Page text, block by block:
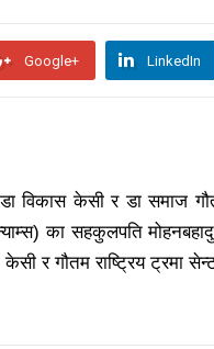
Google+ LinkedIn
विकास केसी र डा समाज
न्याम्स) का सहकुलपति
र गौतम राष्ट्रिय ट्रमा